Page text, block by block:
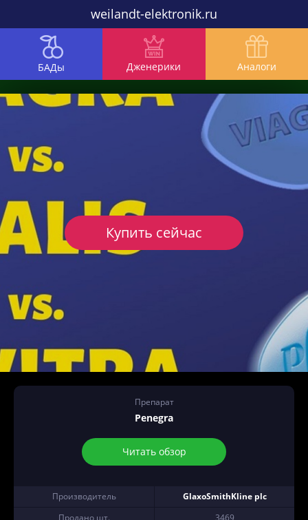
weilandt-elektronik.ru
БАДы Дженерики Аналоги
Препарат
Penegra
Читать обзор
Производитель
GlaxoSmithKline plc
Продано шт.
3469
Купить сейчас